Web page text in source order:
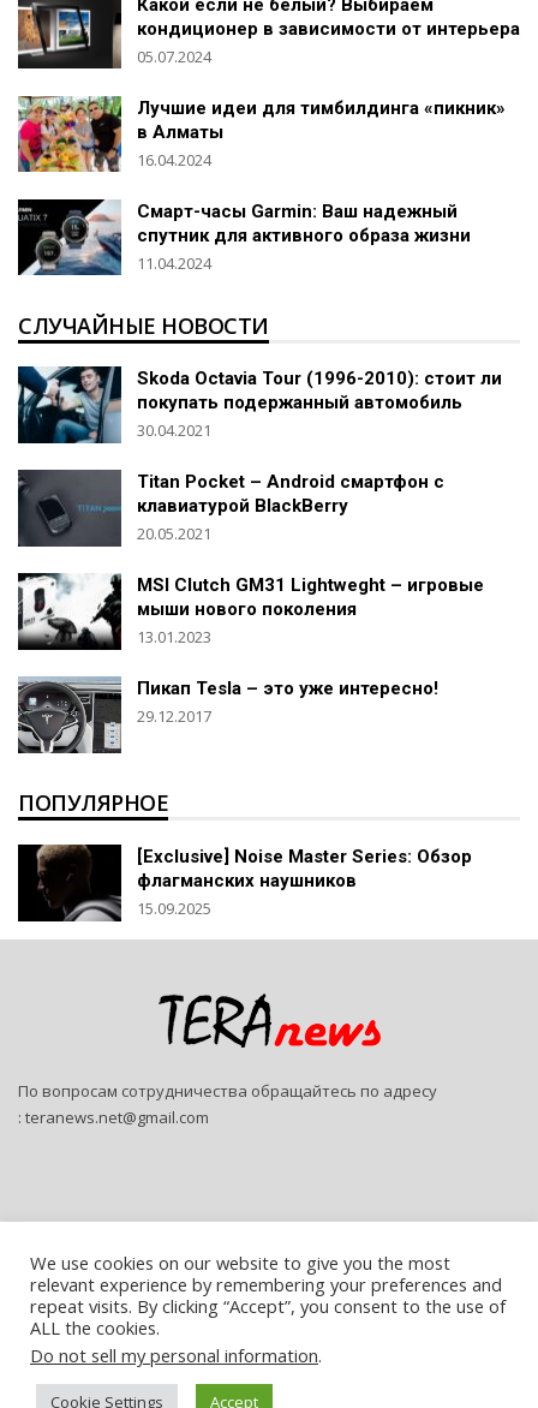
Какой если не белый? Выбираем
кондиционер в зависимости от интерьера
05.07.2024
Лучшие идеи для тимбилдинга «пикник»
в Алматы
16.04.2024
Смарт-часы Garmin: Ваш надежный
спутник для активного образа жизни
11.04.2024
СЛУЧАЙНЫЕ НОВОСТИ
Skoda Octavia Tour (1996-2010): стоит ли
покупать подержанный автомобиль
30.04.2021
Titan Pocket – Android смартфон с
клавиатурой BlackBerry
20.05.2021
MSI Clutch GM31 Lightweght – игровые
мыши нового поколения
13.01.2023
Пикап Tesla – это уже интересно!
29.12.2017
ПОПУЛЯРНОЕ
[Exclusive] Noise Master Series: Обзор
флагманских наушников
15.09.2025
По вопросам сотрудничества обращайтесь по адресу
: teranews.net@gmail.com
© 2026 - Teranews. All Rights Reserved.
We use cookies on our website to give you the most
relevant experience by remembering your preferences and
repeat visits. By clicking “Accept”, you consent to the use of
ALL the cookies.
Do not sell my personal information.
Cookie Settings AcceptРусский